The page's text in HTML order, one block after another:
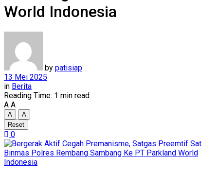
World Indonesia
by patisiap
13 Mei 2025
in Berita
Reading Time: 1 min read
A A
A
A
Reset
0